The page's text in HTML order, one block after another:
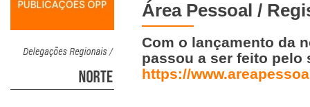
Área Pessoal /
Com o lançamento da
passou a ser feito pelo
https://